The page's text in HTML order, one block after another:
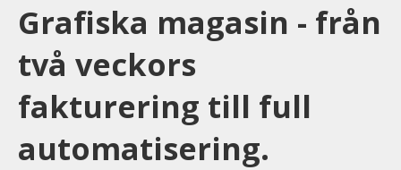
Grafiska magasin - från
två veckors
fakturering till full
automatisering.